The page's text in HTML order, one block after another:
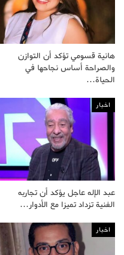
هانية قسومي تؤكد أن التوازن
والصراحة أساس نجاحها في
الحياة…
اخبار
عبد الإله عاجل يؤكد أن تجاربه
الفنية تزداد تميزا مع الأدوار…
اخبار